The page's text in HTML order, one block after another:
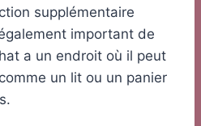
supplémentaire
important de
a un endroit où il peut
un lit ou un panier